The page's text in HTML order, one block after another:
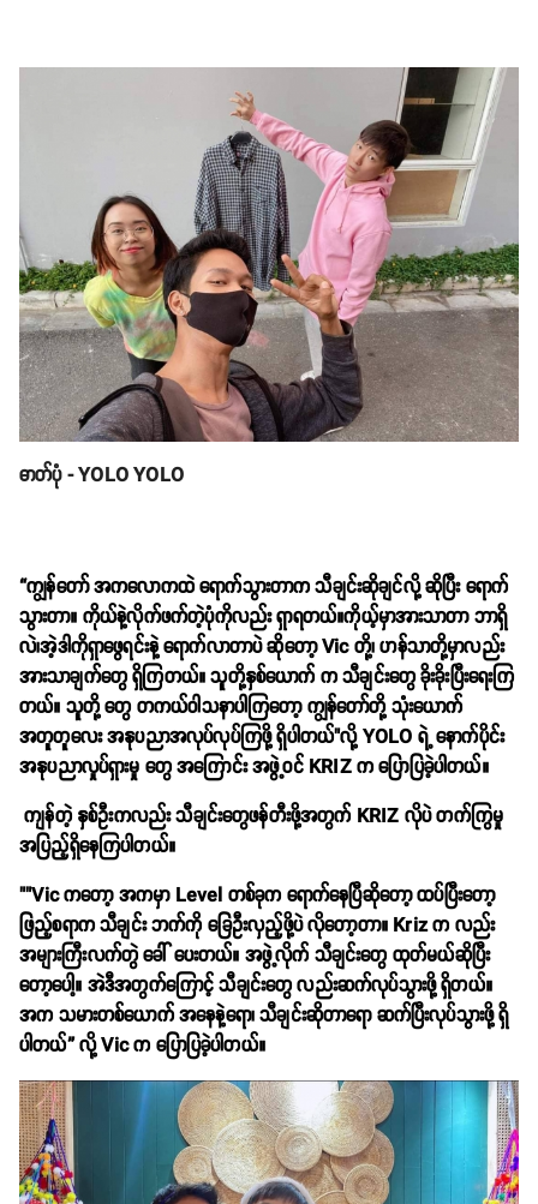
ဓာတ်ပုံ - YOLO YOLO
“ကျွန်တော် အကလောကထဲ ရောက်သွားတာက သီချင်းဆိုချင်လို့ ဆိုပြီး ရောက်
သွားတာ။ ကိုယ်နဲ့လိုက်ဖက်တဲ့ပုံကိုလည်း ရှာရတယ်။ကိုယ့်မှာအားသာတာ ဘာရှိ
လဲ၊အဲ့ဒါကိုရှာဖွေရင်းနဲ့ ရောက်လာတာပဲ ဆိုတော့ Vic တို့၊ ဟန်သာတို့မှာလည်း
အားသာချက်တွေ ရှိကြတယ်။ သူတို့နှစ်ယောက် က သီချင်းတွေ ခိုးခိုးပြီးရေးကြ
တယ်။ သူတို့ တွေ တကယ်ဝါသနာပါကြတော့ ကျွန်တော်တို့ သုံးယောက်
အတူတူလေး အနုပညာအလုပ်လုပ်ကြဖို့ ရှိပါတယ်"လို့ YOLO ရဲ့ နောက်ပိုင်း
အနုပညာလှုပ်ရှားမှု တွေ အကြောင်း အဖွဲ့ဝင် KRIZ က ပြောပြခဲ့ပါတယ်။
ကျန်တဲ့ နှစ်ဦးကလည်း သီချင်းတွေဖန်တီးဖို့အတွက် KRIZ လိုပဲ တက်ကြွမှု
အပြည့်ရှိနေကြပါတယ်။
""Vic ကတော့ အကမှာ Level တစ်ခုက ရောက်နေပြီဆိုတော့ ထပ်ပြီးတော့
ဖြည့်စရာက သီချင်း ဘက်ကို ခြေဦးလှည့်ဖို့ပဲ လိုတော့တာ။ Kriz က လည်း
အများကြီးလက်တွဲ ခေါ် ပေးတယ်။ အဖွဲ့လိုက် သီချင်းတွေ ထုတ်မယ်ဆိုပြီး
တော့ပေါ့။ အဲဒီအတွက်ကြောင့် သီချင်းတွေ လည်းဆက်လုပ်သွားဖို့ ရှိတယ်။
အက သမားတစ်ယောက် အနေနဲ့ရော၊ သီချင်းဆိုတာရော ဆက်ပြီးလုပ်သွားဖို့ ရှိ
ပါတယ်” လို့ Vic က ပြောပြခဲ့ပါတယ်။